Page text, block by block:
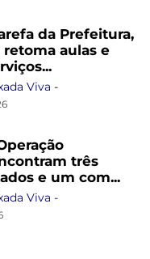
da Prefeitura,
aulas e
Viva -
três
e um com...
Viva -